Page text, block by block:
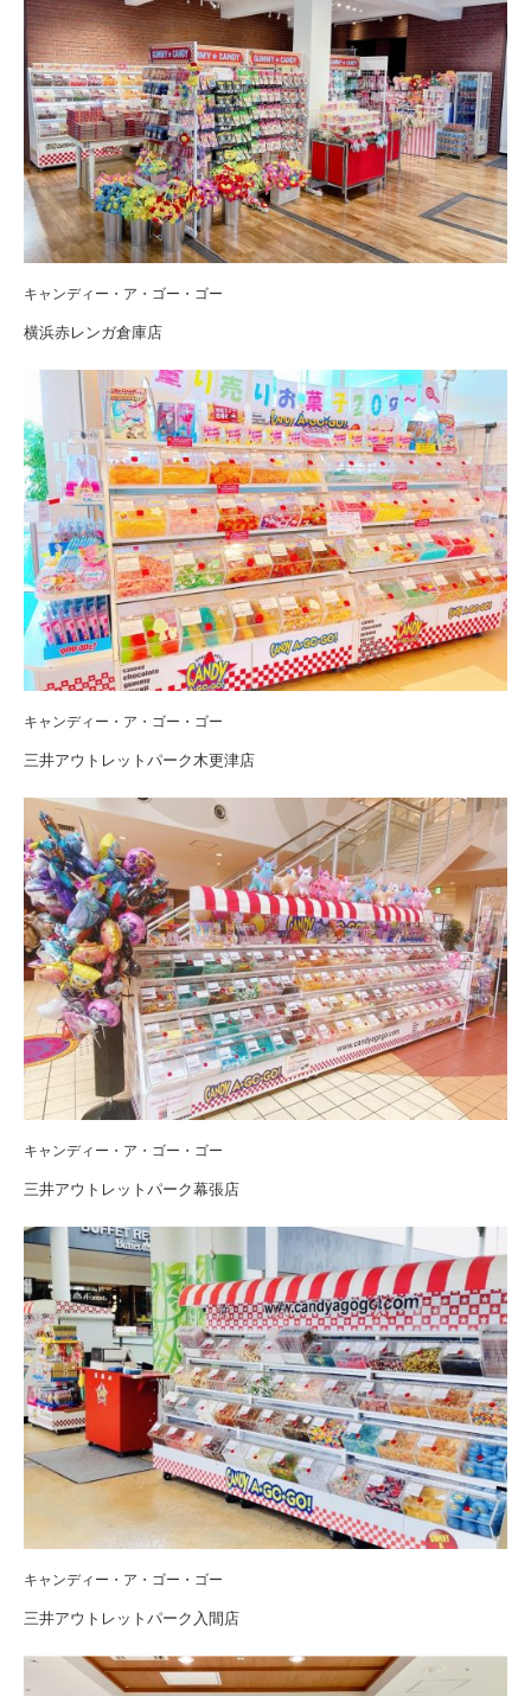
キャンディー・ア・ゴー・ゴー
横浜赤レンガ倉庫店
キャンディー・ア・ゴー・ゴー
三井アウトレットパーク木更津店
キャンディー・ア・ゴー・ゴー
三井アウトレットパーク幕張店
キャンディー・ア・ゴー・ゴー
三井アウトレットパーク入間店